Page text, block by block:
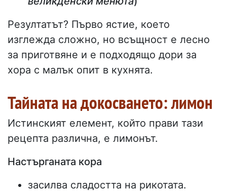
Резултатът? Първо ястие, което
изглежда сложно, но всъщност е лесно
за приготвяне и е подходящо дори за
хора с малък опит в кухнята.
Тайната на докосването: лимон
Истинският елемент, който прави тази
рецепта различна, е лимонът.
Настърганата кора
засилва сладостта на рикотата.